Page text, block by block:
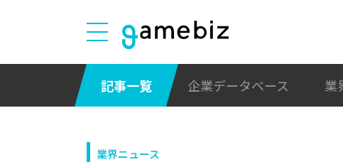
記事一覧 企業データベース 業
業界ニュース